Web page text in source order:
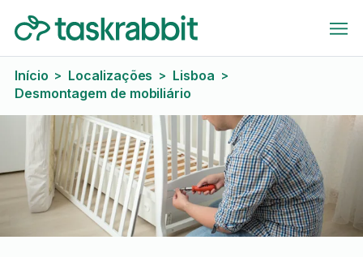
Início > Localizações > Lisboa >
Desmontagem de mobiliário